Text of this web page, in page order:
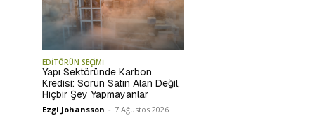
EDİTÖRÜN SEÇİMİ
Yapı Sektöründe Karbon
Kredisi: Sorun Satın Alan Değil,
Hiçbir Şey Yapmayanlar
Ezgi Johansson - 7 Ağustos 2026